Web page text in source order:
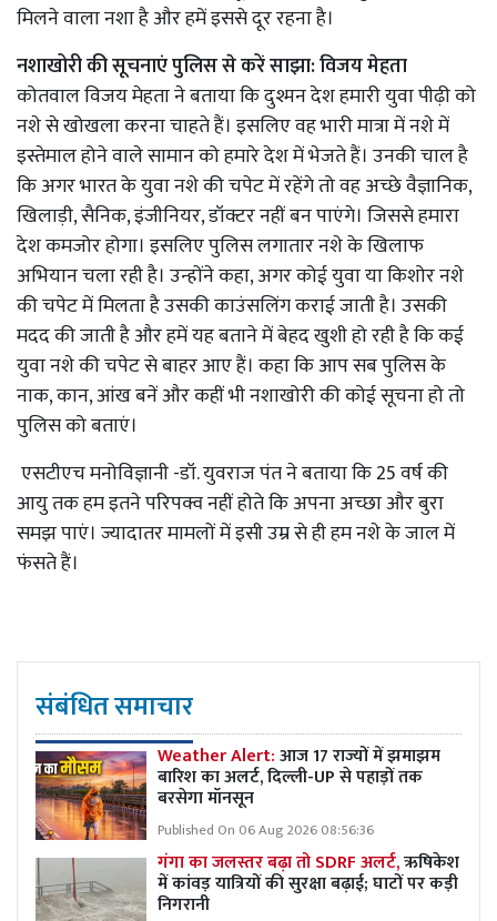
मिलने वाला नशा है और हमें इससे दूर रहना है।
नशाखोरी की सूचनाएं पुलिस से करें साझा: विजय मेहता
कोतवाल विजय मेहता ने बताया कि दुश्मन देश हमारी युवा पीढ़ी को
नशे से खोखला करना चाहते हैं। इसलिए वह भारी मात्रा में नशे में
इस्तेमाल होने वाले सामान को हमारे देश में भेजते हैं। उनकी चाल है
कि अगर भारत के युवा नशे की चपेट में रहेंगे तो वह अच्छे वैज्ञानिक,
खिलाड़ी, सैनिक, इंजीनियर, डॉक्टर नहीं बन पाएंगे। जिससे हमारा
देश कमजोर होगा। इसलिए पुलिस लगातार नशे के खिलाफ
अभियान चला रही है। उन्होंने कहा, अगर कोई युवा या किशोर नशे
की चपेट में मिलता है उसकी काउंसलिंग कराई जाती है। उसकी
मदद की जाती है और हमें यह बताने में बेहद खुशी हो रही है कि कई
युवा नशे की चपेट से बाहर आए हैं। कहा कि आप सब पुलिस के
नाक, कान, आंख बनें और कहीं भी नशाखोरी की कोई सूचना हो तो
पुलिस को बताएं।
एसटीएच मनोविज्ञानी -डॉ. युवराज पंत ने बताया कि 25 वर्ष की
आयु तक हम इतने परिपक्व नहीं होते कि अपना अच्छा और बुरा
समझ पाएं। ज्यादातर मामलों में इसी उम्र से ही हम नशे के जाल में
फंसते हैं।
संबंधित समाचार
Weather Alert:आज 17 राज्यों में झमाझम
बारिश का अलर्ट, दिल्ली-UP से पहाड़ों तक
बरसेगा मॉनसून
Published On 06 Aug 2026 08:56:36
गंगा का जलस्तर बढ़ा तो SDRF अलर्ट,ऋषिकेश
में कांवड़ यात्रियों की सुरक्षा बढ़ाई; घाटों पर कड़ी
निगरानी